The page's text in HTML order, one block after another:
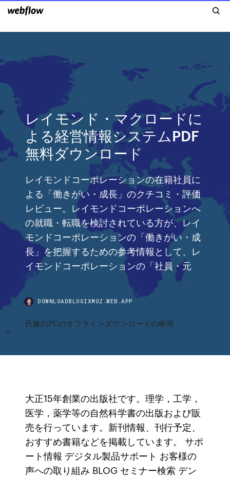
レイモンド・マクロードに
よる経営情報システムPDF
無料ダウンロード
レイモンドコーポレーションの在籍社員に
よる「働きがい・成長」のクチコミ・評価
レビュー。レイモンドコーポレーションへ
の就職・転職を検討されている方が、レイ
モンドコーポレーションの「働きがい・成
長」を把握するための参考情報として、レ
イモンドコーポレーションの「社員・元
DOWNLOADBLOGIXMOZ.WEB.APP
氏族のPCのオフラインダウンロードの衝突
大正15年創業の出版社です。理学，工学，
医学，薬学等の自然科学書の出版および販
売を行っています。新刊情報、刊行予定、
おすすめ書籍などを掲載しています。 サポ
ート情報 デジタル製品サポート お客様の
声への取り組み BLOG セミナー検索 デン